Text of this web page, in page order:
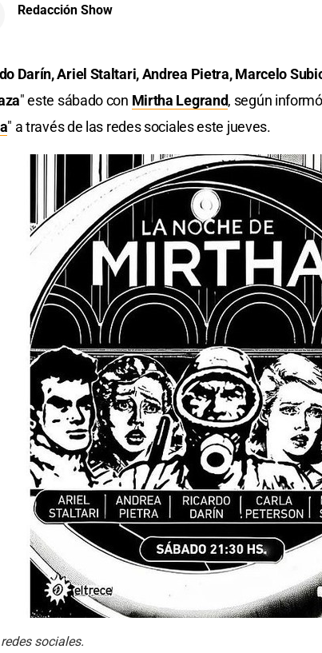
Redacción Show
Darín, Ariel Staltari, Andrea Pietra, Marcelo
" este sábado con Mirtha Legrand, según
" a través de las redes sociales este jueves.
sociales.